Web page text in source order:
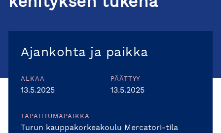
Ajankohta ja paikka
ALKAA
13.5.2025
PÄÄTTYY
13.5.2025
TAPAHTUMAPAIKKA
Turun kauppakorkeakoulu Mercatori-tila